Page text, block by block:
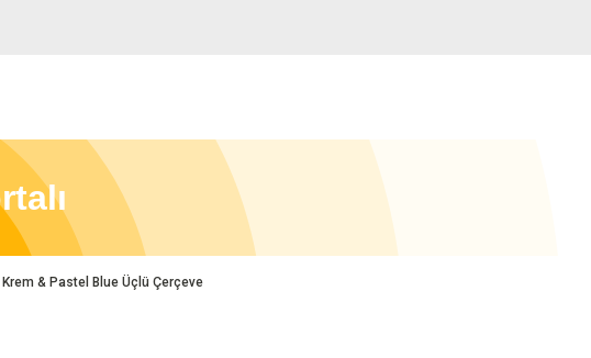
& Pastel Blue Üçlü Çerçeve